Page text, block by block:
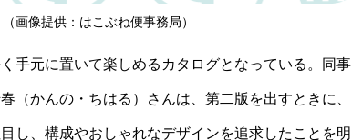
画像提供：はこぶね便事務局）
手元に置いて楽しめるカタログとなっている。同事
（かんの・ちはる）さんは、第二版を出すときに、
し、構成やおしゃれなデザインを追求した ことを明